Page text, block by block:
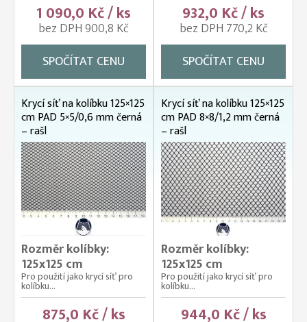
1 090,0 Kč / ks
bez DPH 900,8 Kč
SPOČÍTAT CENU
932,0 Kč / ks
bez DPH 770,2 Kč
SPOČÍTAT CENU
Krycí síť na kolíbku 125×125
cm PAD 5×5/0,6 mm černá
– rašl
Rozměr kolíbky:
125x125 cm
Pro použití jako krycí síť pro
kolíbku...
875,0 Kč / ks
Krycí síť na kolíbku 125×125
cm PAD 8×8/1,2 mm černá
– rašl
Rozměr kolíbky:
125x125 cm
Pro použití jako krycí síť pro
kolíbku...
944,0 Kč / ks